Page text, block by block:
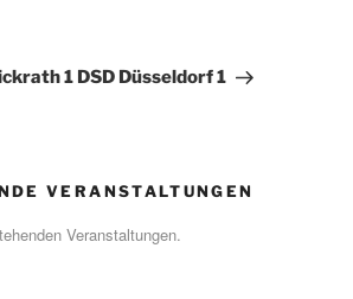
1 DSD Düsseldorf 1
VERANSTALTUNGEN
Veranstaltungen.